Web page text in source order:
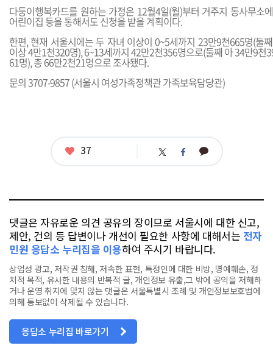
다둥이행복카드를 원하는 가정은 12월4일(월)부터 거주지 동사무소
어린이집 등을 통해서도 신청을 받을 계획이다.
한편, 현재 서울시에는 두 자녀 이상이 0~5세까지 23만9천665명(둘
이상 4만1천320명), 6~13세까지 42만2천356명으로(둘째 아 34만9천
61명), 총 66만2천21명으로 조사됐다.
문의 3707-9857 (서울시 여성가족정책관 가족보육담당관)
좋
37 트 페 카
댓글은 자유로운 의견 공유의 장이므로 서울시에 대한 신고,
제안, 건의 등 답변이나 개선이 필요한 사항에 대해서는 전자
민원 응답소 누리집을 이용하여 주시기 바랍니다.
상업성 광고, 저작권 침해, 저속한 표현, 특정인에 대한 비방, 명예훼손, 정
치적 목적, 유사한 내용의 반복적 글, 개인정보 유출,그 밖에 공익을 저해하
거나 운영 취지에 맞지 않는 댓글은 서울특별시 조례 및 개인정보보호법에
의해 통보없이 삭제될 수 있습니다.
응답소 누리집 바로가기